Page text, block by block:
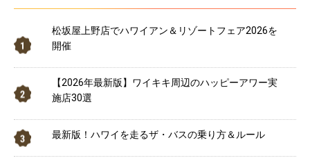
松坂屋上野店でハワイアン＆リゾートフェア2026を
開催
【2026年最新版】ワイキキ周辺のハッピーアワー実
施店30選
最新版！ハワイを走るザ・バスの乗り方＆ルール